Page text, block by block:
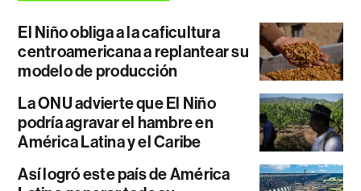
El Niño obliga a la caficultura
centroamericana a replantear su
modelo de producción
La ONU advierte que El Niño
podría agravar el hambre en
América Latina y el Caribe
Así logró este país de América